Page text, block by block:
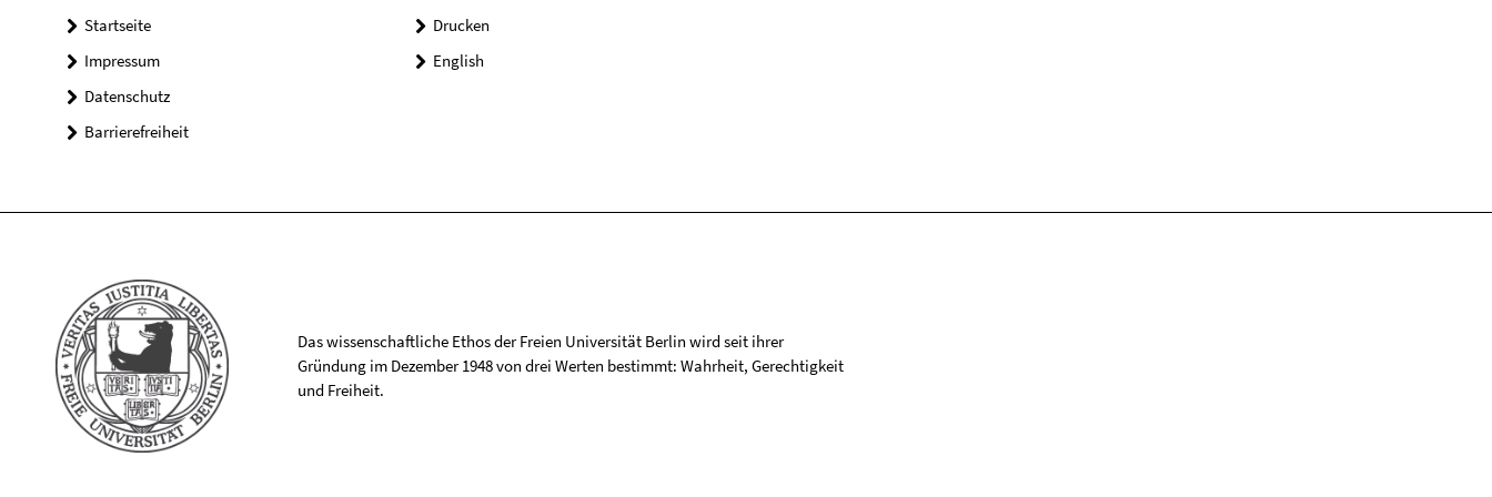
Startseite
Impressum
Datenschutz
Barrierefreiheit
Drucken
English
Das wissenschaftliche Ethos der Freien Universität Berlin wird seit ihrer
Gründung im Dezember 1948 von drei Werten bestimmt: Wahrheit, Gerechtigkeit
und Freiheit.